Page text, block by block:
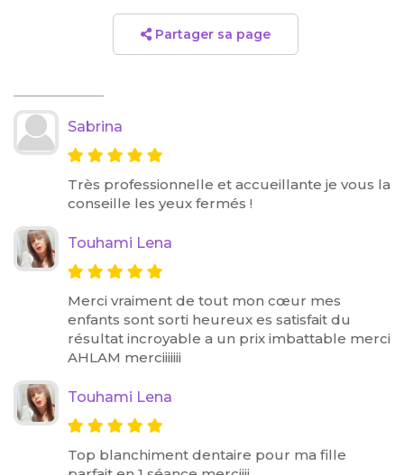
Partager sa page
Sabrina
Très professionnelle et accueillante je vous la
conseille les yeux fermés !
Touhami Lena
Merci vraiment de tout mon cœur mes
enfants sont sorti heureux es satisfait du
résultat incroyable a un prix imbattable merci
AHLAM merciiiiiii
Touhami Lena
Top blanchiment dentaire pour ma fille